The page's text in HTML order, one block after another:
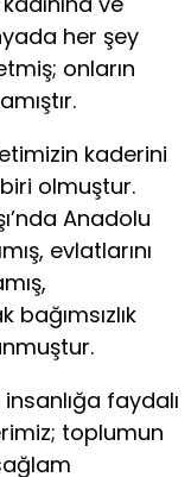
her şey
onların
kaderini
olmuştur.
Anadolu
evlatlarını
faydalı
toplumun